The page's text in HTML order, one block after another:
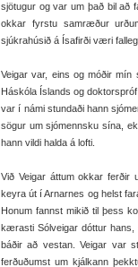
sjötugur og var um það bil að
okkar fyrstu samræður
sjúkrahúsið á Ísafirði væri
Veigar var, eins og móðir
Háskóla Íslands og
var í námi stundaði hann
sögur um sjómennsku sína,
hann vildi halda á lofti.
Við Veigar áttum okkar ferðir
keyra út í Arnarnes og helst
Honum fannst mikið til þess
kærasti Sólveigar dóttur hans,
báðir að vestan. Veigar var
ferðuðumst um kjálkann